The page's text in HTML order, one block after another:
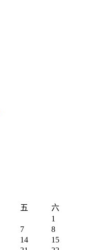
五
六
1
7
8
14
15